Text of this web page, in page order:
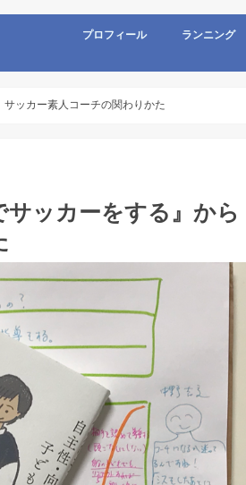
プロフィール ランニング
サッカー素人コーチの関わりかた
サッカーをする』から